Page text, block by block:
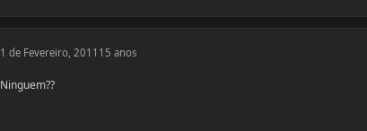
1 de Fevereiro, 2011 15 anos
Ninguem??